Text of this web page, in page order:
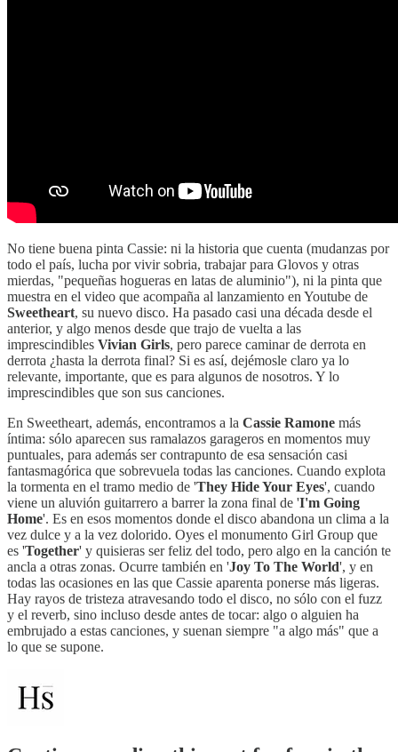
No tiene buena pinta Cassie: ni la historia que cuenta (mudanzas por
todo el país, lucha por vivir sobria, trabajar para Glovos y otras
mierdas, "pequeñas hogueras en latas de aluminio"), ni la pinta que
muestra en el video que acompaña al lanzamiento en Youtube de
Sweetheart, su nuevo disco. Ha pasado casi una década desde el
anterior, y algo menos desde que trajo de vuelta a las
imprescindibles Vivian Girls, pero parece caminar de derrota en
derrota ¿hasta la derrota final? Si es así, dejémosle claro ya lo
relevante, importante, que es para algunos de nosotros. Y lo
imprescindibles que son sus canciones.
En Sweetheart, además, encontramos a la Cassie Ramone más
íntima: sólo aparecen sus ramalazos garageros en momentos muy
puntuales, para además ser contrapunto de esa sensación casi
fantasmagórica que sobrevuela todas las canciones. Cuando explota
la tormenta en el tramo medio de 'They Hide Your Eyes', cuando
viene un aluvión guitarrero a barrer la zona final de 'I'm Going
Home'. Es en esos momentos donde el disco abandona un clima a la
vez dulce y a la vez dolorido. Oyes el monumento Girl Group que
es 'Together' y quisieras ser feliz del todo, pero algo en la canción te
ancla a otras zonas. Ocurre también en 'Joy To The World', y en
todas las ocasiones en las que Cassie aparenta ponerse más ligeras.
Hay rayos de tristeza atravesando todo el disco, no sólo con el fuzz
y el reverb, sino incluso desde antes de tocar: algo o alguien ha
embrujado a estas canciones, y suenan siempre "a algo más" que a
lo que se supone.